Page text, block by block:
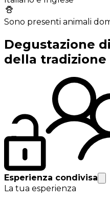
Sono presenti animali
Degustazione
della tradizione
Esperienza condivisa
La tua esperienza